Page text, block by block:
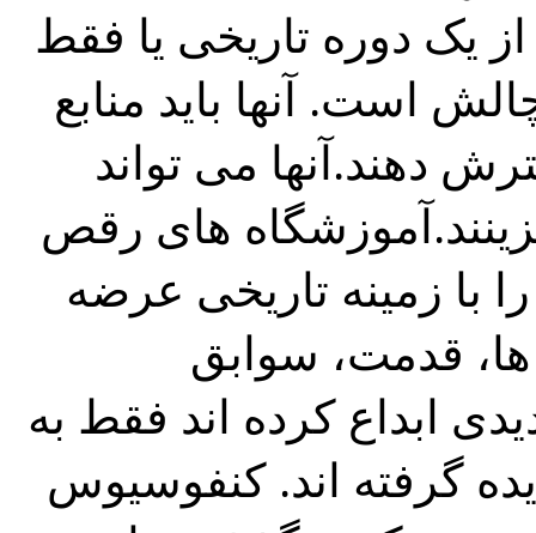
یک دوره تاریخی یا فقط
است. آنها باید منابع
دهند.آنها می تواند
های رقص
با زمینه تاریخی عرضه
ابداع کرده اند فقط به
گرفته اند. کنفوسیوس